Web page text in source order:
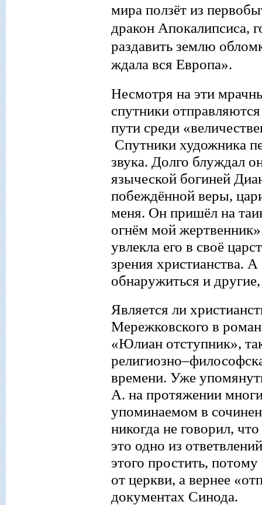
мира ползёт из
дракон Апокалипсиса,
раздавить землю
ждала вся Европа».
Несмотря на эти
спутники
пути среди
Спутники художника
звука. Долго блуждал
языческой богиней
побеждённой веры,
меня. Он пришёл на
огнём мой
увлекла его в своё
зрения христианства.
обнаружиться и
Является ли
Мережковского в
«Юлиан отступник»,
времени. Уже
А. на протяжении
упоминаемом в
никогда не говорил,
это одно из
этого простить,
от церкви, а вернее
документах Синода.